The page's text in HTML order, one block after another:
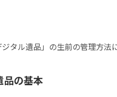
タル遺品」の生前の管理方法
品の基本